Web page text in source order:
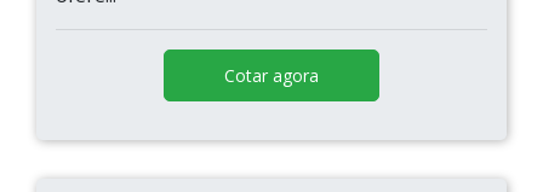
Cotar agora